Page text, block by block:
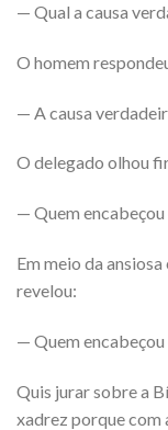
— Qual a causa
O homem
— A causa
O delegado olhou
— Quem
Em meio da
revelou:
— Quem
Quis jurar sobre a
xadrez porque com